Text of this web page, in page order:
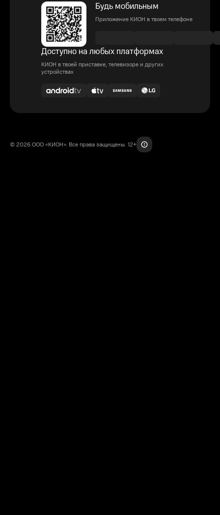
Будь мобильным
Приложение КИОН в твоем телефоне
Доступно на любых платформах
КИОН в твоей приставке, телевизоре и других
устройствах
© 2026 ООО «КИОН». Все права защищены. 12+